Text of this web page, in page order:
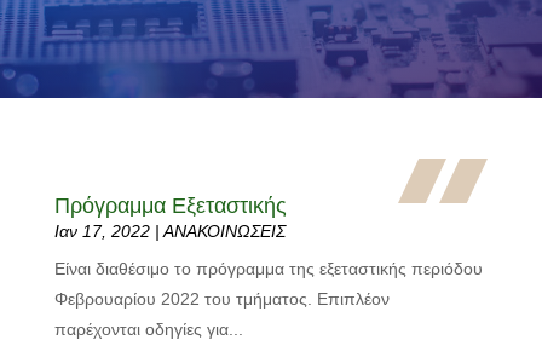
Πρόγραμμα Εξεταστικής
Ιαν 17, 2022| ΑΝΑΚΟΙΝΩΣΕΙΣ
Είναι διαθέσιμο το πρόγραμμα της εξεταστικής περιόδου
Φεβρουαρίου 2022 του τμήματος. Επιπλέον
παρέχονται οδηγίες για...